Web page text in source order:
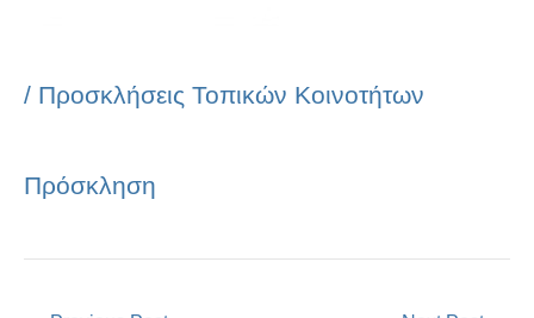
/ Προσκλήσεις Τοπικών Κοινοτήτων
Πρόσκληση